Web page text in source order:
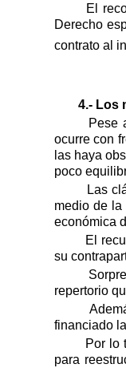
El
Derecho
contrato al
4.- Los
Pese
ocurre con
las haya
poco
Las
medio de la
económica
El
su
repertorio
financiado
Por lo
para